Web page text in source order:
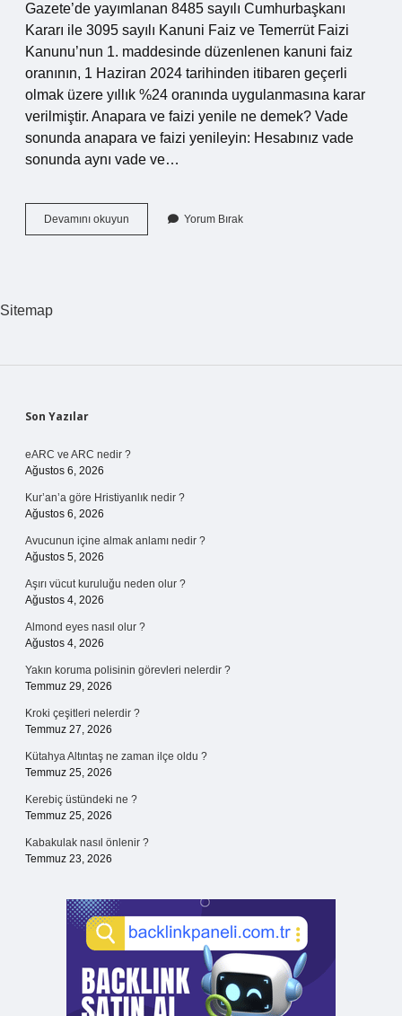
Gazete’de yayımlanan 8485 sayılı Cumhurbaşkanı
Kararı ile 3095 sayılı Kanuni Faiz ve Temerrüt Faizi
Kanunu’nun 1. maddesinde düzenlenen kanuni faiz
oranının, 1 Haziran 2024 tarihinden itibaren geçerli
olmak üzere yıllık %24 oranında uygulanmasına karar
verilmiştir. Anapara ve faizi yenile ne demek? Vade
sonunda anapara ve faizi yenileyin: Hesabınız vade
sonunda aynı vade ve…
Devamını okuyun Anapara
Ve
Yorum Bırak
Sitemap
Sidebar
Son Yazılar
eARC ve ARC nedir ?
Ağustos 6, 2026
Kur’an’a göre Hristiyanlık nedir ?
Ağustos 6, 2026
Avucunun içine almak anlamı nedir ?
Ağustos 5, 2026
Aşırı vücut kuruluğu neden olur ?
Ağustos 4, 2026
Almond eyes nasıl olur ?
Ağustos 4, 2026
Yakın koruma polisinin görevleri nelerdir ?
Temmuz 29, 2026
Kroki çeşitleri nelerdir ?
Temmuz 27, 2026
Kütahya Altıntaş ne zaman ilçe oldu ?
Temmuz 25, 2026
Kerebiç üstündeki ne ?
Temmuz 25, 2026
Kabakulak nasıl önlenir ?
Temmuz 23, 2026